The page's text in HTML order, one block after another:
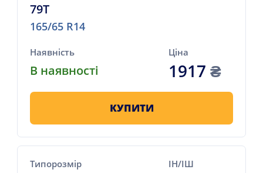
79T
165/65 R14
Наявність
В наявності
Ціна
1917₴
КУПИТИ
Типорозмір ІН/ІШ